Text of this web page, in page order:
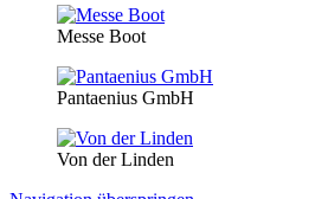
Messe Boot
Pantaenius GmbH
Von der Linden